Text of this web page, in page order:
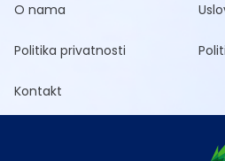
O nama
Politika privatnosti
Kontakt